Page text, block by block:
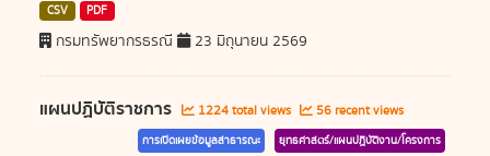
CSV PDF
กรมทรัพยากรธรณี 23 มิถุนายน 2569
แผนปฏิบัติราชการ 1224 total views 56 recent views
การเปิดเผยข้อมูลสาธารณะ ยุทธศาสตร์/แผนปฏิบัติงาน/โครงการ